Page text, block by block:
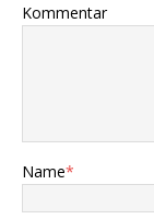
Kommentar
Name*